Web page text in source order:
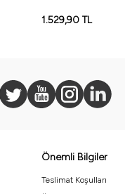
1.529,90 TL
Önemli Bilgiler
Teslimat Koşulları